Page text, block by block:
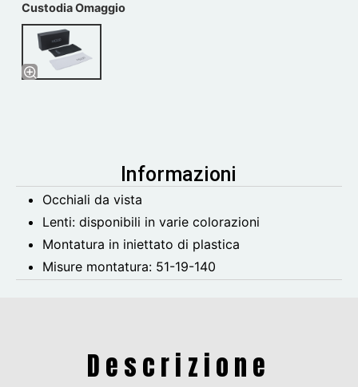
Custodia Omaggio
Informazioni
Occhiali da vista
Lenti: disponibili in varie colorazioni
Montatura in iniettato di plastica
Misure montatura: 51-19-140
Descrizione